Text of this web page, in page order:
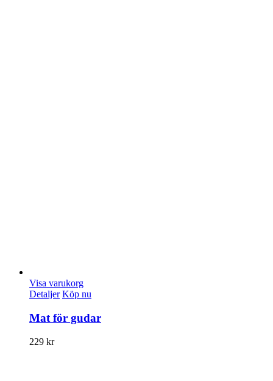
Visa varukorg
Detaljer Köp nu
Mat för gudar
229 kr